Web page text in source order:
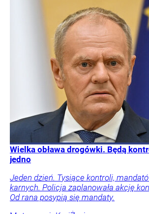
Wielka obława drogówki. Będą
jedno
Jeden dzień. Tysiące kontroli,
karnych. Policja zaplanowała akcję
Od rana posypią się mandaty.